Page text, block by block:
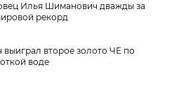
Илья Шиманович дважды за
рекорд
второе золото ЧЕ по
воде